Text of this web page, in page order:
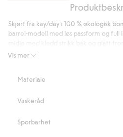
Vis mer
Skjørt fra kay/day i 100 % økologisk
barrel-modell med løs passform og full
med lommer i sidesømmene og to
Tildekket elastikk bak
Lommer i sidene
Lengde 90 cm i størrelse S
Materiale
Vaskeråd
Sporbarhet